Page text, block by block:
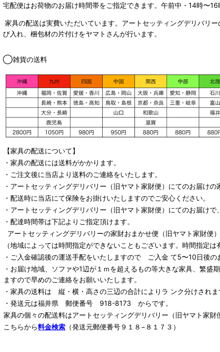
宅配便はお荷物のお届け時間帯をご指定できます。 午前中・14時〜
家具の配送は実費いただいています。アートセッティングデリバリ
び入れ、梱包材の片付けをヤマトさんが行います。
◯雑貨の送料
【家具の配送について】
・家具の配送には送料がかかります。
・ご注文後に当店より送料のご連絡をいたします。
・ アートセッティングデリバリー （旧ヤマト家財便） にてのお届けの
・配送時に当店にて保険をお掛けいたしますのでご安心ください。
・ アートセッティングデリバリー （旧ヤマト家財便） にてのお届けで
・配達時間帯は下記よりご指定頂けます。
アートセッティングデリバリーの家財おまかせ便 （旧ヤマト家財便
（地域によっては時間指定ができないこともございます。時間指定
・ご入金確認後の運送手配をいたしますので ご入金 て5〜10日後の
・お届け地域、ソファや1辺が１ｍを超えるもの等大きな家具、繁
ますので早めのご連絡をお願いいたします。
・家具の送料は 縦・横・高さの三辺の合計によりラ ンク分けされま
・発送元は福井県 郵便番号 918-8173 からです。
家具の個々の配送料はアートセッティングデリバリー （旧ヤマト家財
こちらから料金検索 （発送元郵便番号９１８−８１７３）